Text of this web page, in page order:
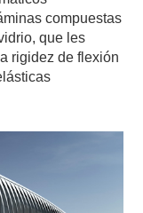
compuestas
que les
rigidez de flexión